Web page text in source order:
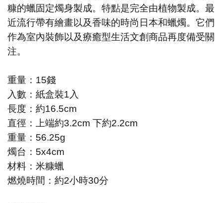
糠的蠟固定燭身製成。特點是完全由植物製成。最
近流行帶有繪畫以及香味的時尚日本和蠟燭。它們
作為室內裝飾以及療癒型生活文創商品再度備受關
注。
重量：15錢
入數：紙盒裝1入
長度：約16.5cm
直徑：上端約3.2cm 下約2.2cm
重量：56.25g
燭台：5x4cm
材料：米糠蠟
燃燒時間：約2小時30分